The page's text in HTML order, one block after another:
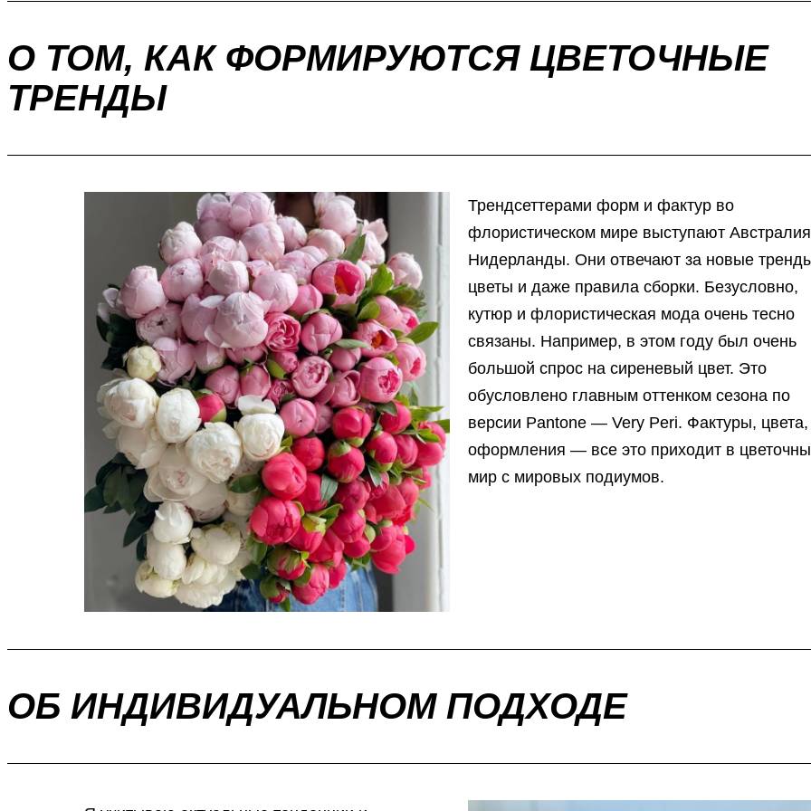
О ТОМ, КАК ФОРМИРУЮТСЯ ЦВЕТОЧНЫЕ
ТРЕНДЫ
Трендсеттерами форм и фактур во
флористическом мире выступают
Нидерланды. Они отвечают за новые
цветы и даже правила сборки. Безусловно,
кутюр и флористическая мода очень тесно
связаны. Например, в этом году был очень
большой спрос на сиреневый цвет. Это
обусловлено главным оттенком сезона по
версии Pantone — Very Peri. Фактуры, цвета,
оформления — все это приходит в
мир с мировых подиумов.
ОБ ИНДИВИДУАЛЬНОМ ПОДХОДЕ